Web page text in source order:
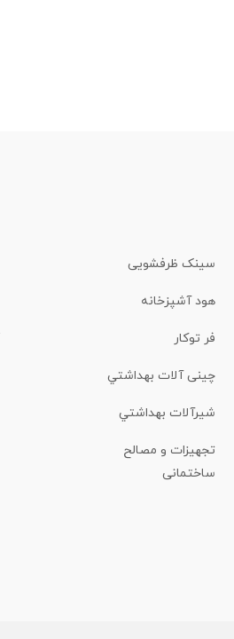
سینک ظرفشویی
هود آشپزخانه
فر توکار
چینی آلات بهداشتي
شیرآلات بهداشتي
تجهیزات و مصالح
ساختمانی